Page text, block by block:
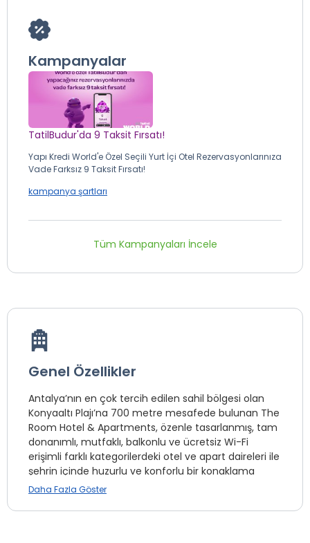
Kampanyalar
TatilBudur'da 9 Taksit Fırsatı!
Yapı Kredi World'e Özel Seçili Yurt İçi Otel Rezervasyonlarınıza
Vade Farksız 9 Taksit Fırsatı!
kampanya şartları
Tüm Kampanyaları İncele
Genel Özellikler
Antalya’nın en çok tercih edilen sahil bölgesi olan
Konyaaltı Plajı’na 700 metre mesafede bulunan The
Room Hotel & Apartments, özenle tasarlanmış, tam
donanımlı, mutfaklı, balkonlu ve ücretsiz Wi-Fi
erişimli farklı kategorilerdeki otel ve apart daireleri ile
şehrin içinde huzurlu ve konforlu bir konaklama
imkanı sunmaktadır.
Daha Fazla Göster